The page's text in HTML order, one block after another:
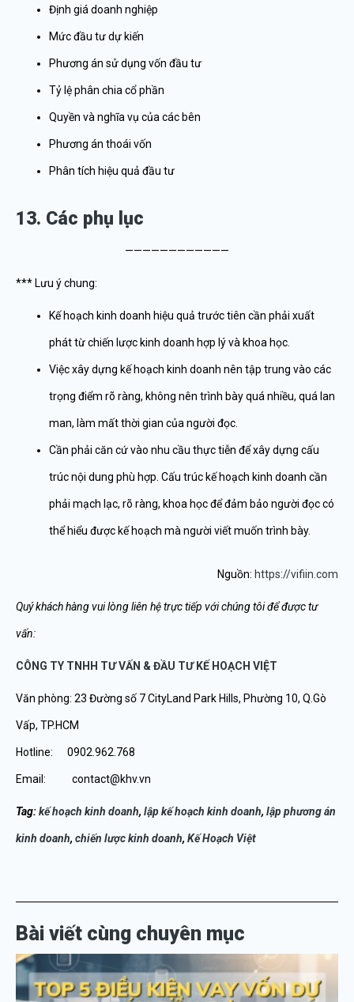
Định giá doanh nghiệp
Mức đầu tư dự kiến
Phương án sử dụng vốn đầu tư
Tỷ lệ phân chia cổ phần
Quyền và nghĩa vụ của các bên
Phương án thoái vốn
Phân tích hiệu quả đầu tư
13. Các phụ lục
————————————
*** Lưu ý chung:
Kế hoạch kinh doanh hiệu quả trước tiên cần phải xuất
phát từ chiến lược kinh doanh hợp lý và khoa học.
Việc xây dựng kế hoạch kinh doanh nên tập trung vào các
trọng điểm rõ ràng, không nên trình bày quá nhiều, quá lan
man, làm mất thời gian của người đọc.
Cần phải căn cứ vào nhu cầu thực tiễn để xây dựng cấu
trúc nội dung phù hợp. Cấu trúc kế hoạch kinh doanh cần
phải mạch lạc, rõ ràng, khoa học để đảm bảo người đọc có
thể hiểu được kế hoạch mà người viết muốn trình bày.
Nguồn: https://vifiin.com
Quý khách hàng vui lòng liên hệ trực tiếp với chúng tôi để được tư
vấn:
CÔNG TY TNHH TƯ VẤN & ĐẦU TƯ KẾ HOẠCH VIỆT
Văn phòng: 23 Đường số 7 CityLand Park Hills, Phường 10, Q.Gò
Vấp, TP.HCM
Hotline: 0902.962.768
Email: contact@khv.vn
Tag:kếhoạch kinh doanh, lập kếhoạch kinh doanh, lập phươngán
kinh doanh, chiến lược kinh doanh, KếHoạch Việt
Bài viết cùng chuyên mục